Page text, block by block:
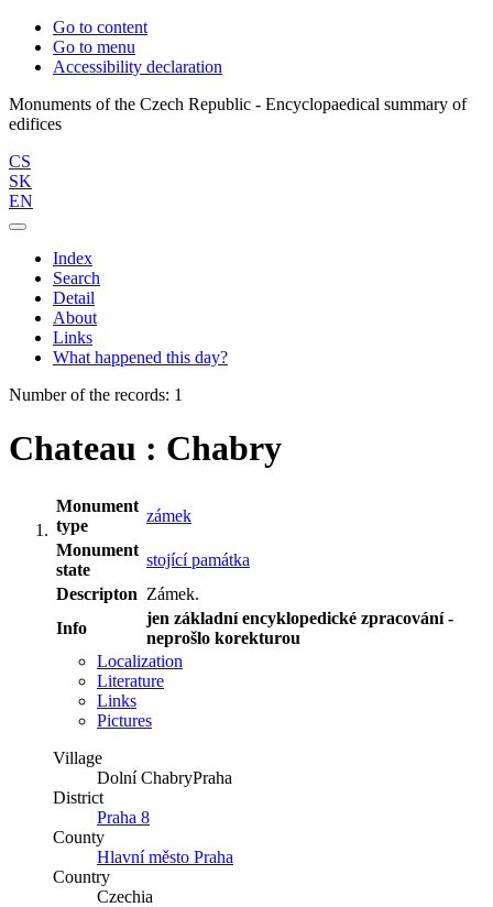
Go to content
Go to menu
Accessibility declaration
Monuments of the Czech Republic - Encyclopaedical summary of
CS
SK
EN
Index
Search
Detail
About
Links
What happened this day?
Number of the records: 1
Chateau : Chabry
Monument
type
zámek
Monument
state
stojící památka
Descripton Zámek.
Info
jen základní encyklopedické zpracování -
neprošlo korekturou
Localization
Literature
Links
Pictures
Village
Dolní ChabryPraha
District
Praha 8
County
Hlavní město Praha
Country
Czechia